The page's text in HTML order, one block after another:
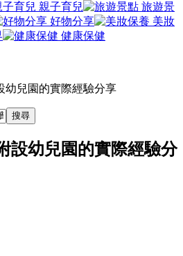
親子育兒
旅遊景
好物分享
美妝
健康保健
幼兒園的實際經驗分享
搜尋
設幼兒園的實際經驗分